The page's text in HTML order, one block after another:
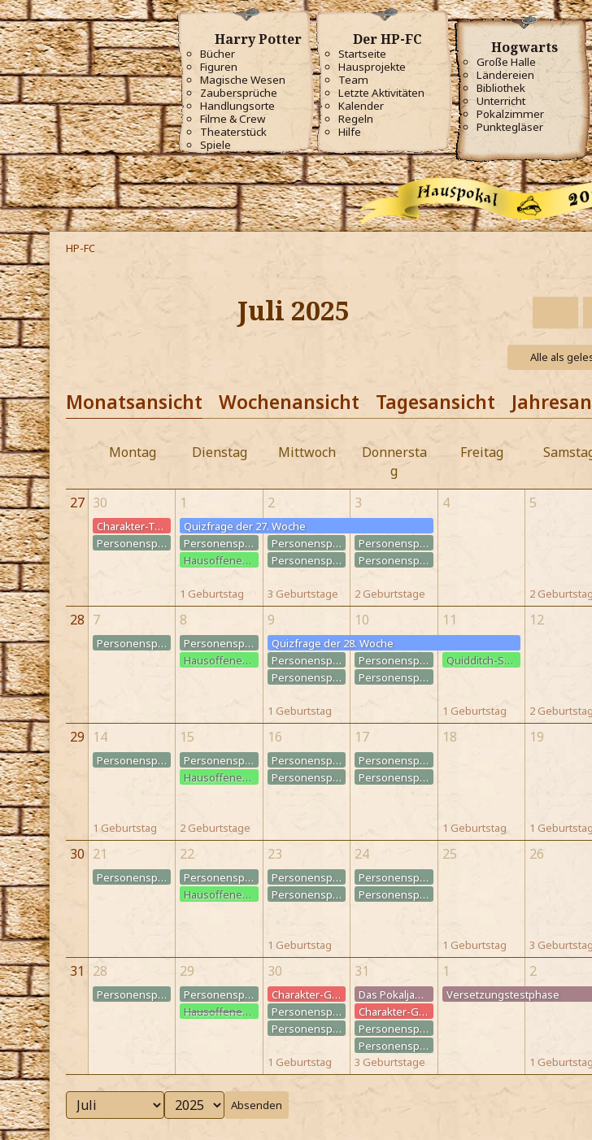
Harry Potter
Bücher
Figuren
Magische Wesen
Zaubersprüche
Handlungsorte
Filme & Crew
Theaterstück
Spiele
Der HP-FC
Startseite
Hausprojekte
Team
Letzte Aktivitäten
Kalender
Regeln
Hilfe
Hogwarts
Große Halle
Ländereien
Bibliothek
Unterricht
Pokalzimmer
Punktegläser
HP-FC
Juli 2025
Alle als
Monatsansicht Wochenansicht Tagesansicht
Montag Dienstag Mittwoch
Donnersta
g
Freitag
27 30
Charakter-Todestag
Personenspiel: Treffen des Duellier-Clubs
1
Quizfrage der 27. Woche
Personenspiel: Treffen des Zauberschach-Clubs
Hausoffenes Quidditch-Training
1 Geburtstag
2
Personenspiel: Treffen der Schülerzeitung
Personenspiel: Treffen des Chors/der Schülerband
3 Geburtstage
3
Personenspiel: Treffen des Buch-/Literaturclubs
Personenspiel: Treffen des Zaubertränke-Clubs
2 Geburtstage
4 5
2
28 7
Personenspiel: Treffen des Duellier-Clubs
8
Personenspiel: Treffen des Zauberschach-Clubs
Hausoffenes Quidditch-Training
9
Quizfrage der 28. Woche
Personenspiel: Treffen der Schülerzeitung
Personenspiel: Treffen des Chors/der Schülerband
1 Geburtstag
10
Personenspiel: Treffen des Buch-/Literaturclubs
Personenspiel: Treffen des Zaubertränke-Clubs
11
Quidditch-Schnupper-Training
1 Geburtstag
12
2
29 14
Personenspiel: Treffen des Duellier-Clubs
1 Geburtstag
15
Personenspiel: Treffen des Zauberschach-Clubs
Hausoffenes Quidditch-Training
2 Geburtstage
16
Personenspiel: Treffen der Schülerzeitung
Personenspiel: Treffen des Chors/der Schülerband
17
Personenspiel: Treffen des Buch-/Literaturclubs
Personenspiel: Treffen des Zaubertränke-Clubs
18
1 Geburtstag
19
1 Geburtstag
30 21
Personenspiel: Treffen des Duellier-Clubs
22
Personenspiel: Treffen des Zauberschach-Clubs
Hausoffenes Quidditch-Training
23
Personenspiel: Treffen der Schülerzeitung
Personenspiel: Treffen des Chors/der Schülerband
1 Geburtstag
24
Personenspiel: Treffen des Buch-/Literaturclubs
Personenspiel: Treffen des Zaubertränke-Clubs
25
1 Geburtstag
26
3
31 28
Personenspiel: Treffen des Duellier-Clubs
29
Personenspiel: Treffen des Zauberschach-Clubs
Hausoffenes Quidditch-Training
30
Charakter-Geburtstag
Personenspiel: Treffen der Schülerzeitung
Personenspiel: Treffen des Chors/der Schülerband
1 Geburtstag
31
Das Pokaljahr ist zu Ende - morgen wird der Hauspokal verliehen
Charakter-Geburtstag
Personenspiel: Treffen des Buch-/Literaturclubs
Personenspiel: Treffen des Zaubertränke-Clubs
3 Geburtstage
1
Versetzungstestphase
2
1 Geburtstag
Absenden